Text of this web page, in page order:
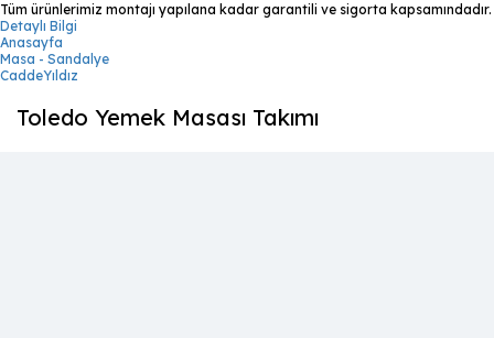
Tüm ürünlerimiz montajı yapılana kadar garantili ve sigorta kapsamındadır.
Detaylı Bilgi
Anasayfa
Masa - Sandalye
CaddeYıldız
Toledo Yemek Masası Takımı